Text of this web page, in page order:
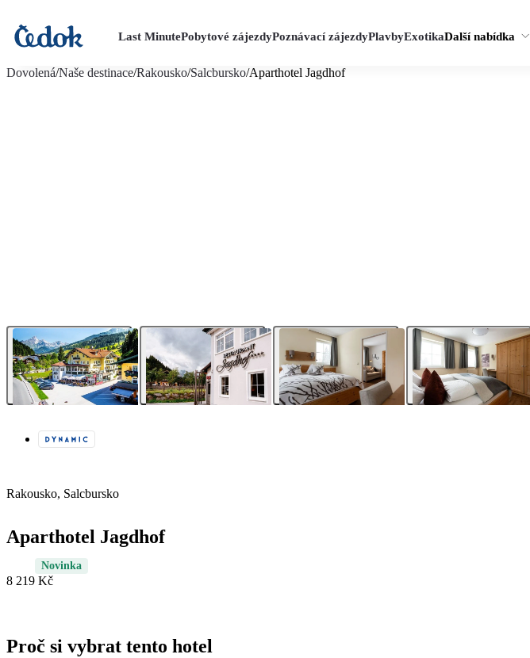
Last MinutePobytové zájezdyPoznávací zájezdyPlavbyExotikaDalší nabídka
Dovolená/Naše destinace/Rakousko/Salcbursko/Aparthotel Jagdhof
Rakousko, Salcbursko
Aparthotel Jagdhof
Novinka
8 219 Kč
Proč si vybrat tento hotel